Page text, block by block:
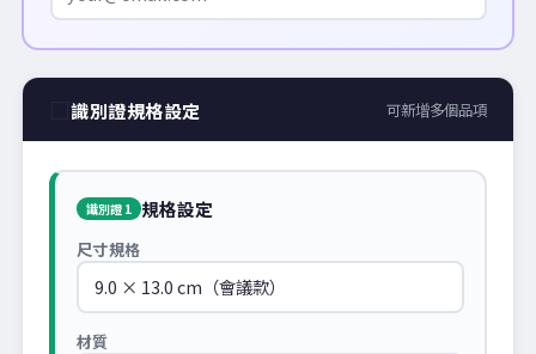
識別證規格設定 可新增多個品項
識別證 1 規格設定
尺寸規格
材質